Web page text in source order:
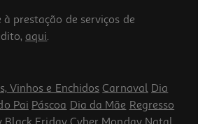
4.8
A57 5g 256g Azul Escuro
prestação de serviços de
aqui.
Vinhos e Enchidos Carnaval Dia
Pai Páscoa Dia da Mãe Regresso